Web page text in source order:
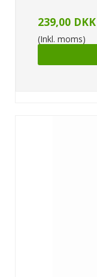
239,00 DKK
(Inkl. moms)